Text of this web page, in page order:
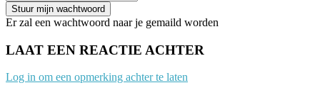
Er zal een wachtwoord naar je gemaild worden
LAAT EEN REACTIE ACHTER
Log in om een opmerking achter te laten